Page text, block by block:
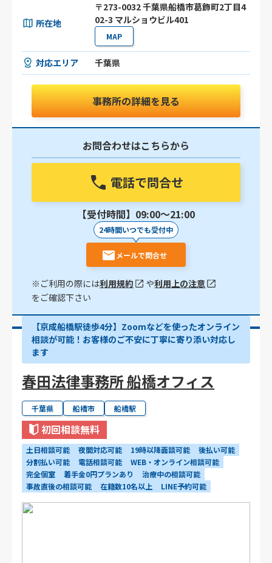
所在地
〒273-0032 千葉県船橋市葛飾町2丁目4
02-3 マルショウビル401
MAP
対応エリア 千葉県
事務所の詳細を見る
お問合わせはこちらから
電話で問合せ
【受付時間】09:00〜21:00
24時間いつでも受付中
メールで問合せ
※ご利用の際には利用規約 や利用上の注意
をご確認下さい
【京成船橋駅徒歩4分】Zoomなどを使ったオンライン
相談が可能！お客様のご不安に丁寧に寄り添い対応し
ます
春田法律事務所 船橋オフィス
千葉県 船橋市 船橋駅
初回相談無料
土日相談可能 夜間対応可能 19時以降面談可能
後払い可能
分割払い可能
電話相談可能
WEB・オンライン相談可能
完全個室
着手金0円プランあり
治療中の相談可能
事故直後の相談可能
在籍数10名以上 LINE予約可能